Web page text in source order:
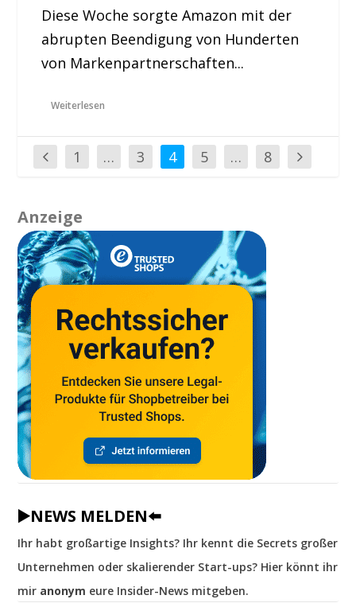
Diese Woche sorgte Amazon mit der
abrupten Beendigung von Hunderten
von Markenpartnerschaften...
Weiterlesen
1 … 3 4 5 … 8
Anzeige
▶️NEWS MELDEN⬅️
Ihr habt großartige Insights? Ihr kennt die Secrets großer
Unternehmen oder skalierender Start-ups? Hier könnt ihr
mir anonym eure Insider-News mitgeben.